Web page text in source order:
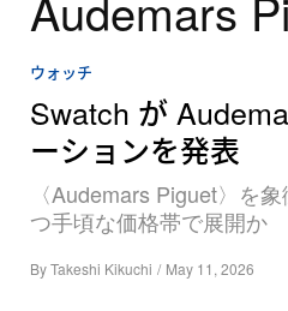
ウォッチ
Swatch が
ーションを発表
〈Audemars Piguet〉を
つ手頃な価格帯で展開か
ByTakeshi Kikuchi / May 11, 2026